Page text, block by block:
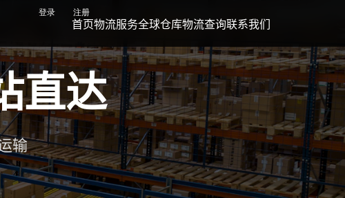
登录 注册